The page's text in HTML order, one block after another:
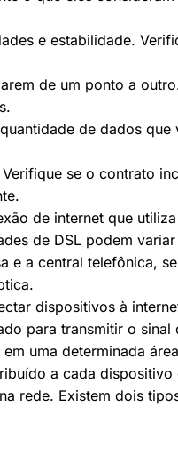
e estabilidade.
de um ponto a
de dados que
se o contrato
de internet que
de DSL podem variar
e a central telefônica,
dispositivos à
para transmitir o sinal
uma determinada
a cada dispositivo
rede. Existem dois